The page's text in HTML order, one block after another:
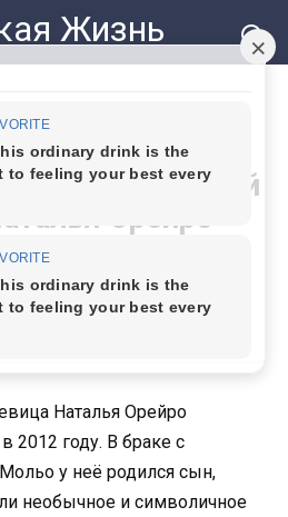
Жизнь
её сын Мерлин
и узнаваемый
Орейро
вырос её сын
Наталья Орейро
2012 году. В браке с
у неё родился сын,
необычное и символичное